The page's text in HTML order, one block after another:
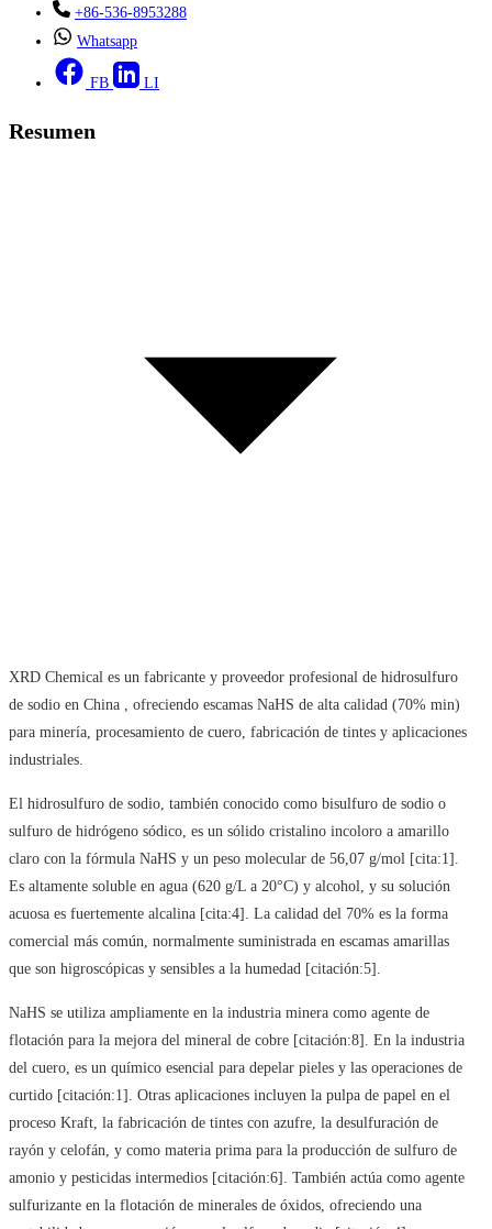
+86-536-8953288
Whatsapp
FB LI
Resumen
XRD Chemical es un fabricante y proveedor profesional de hidrosulfuro
de sodio en China , ofreciendo escamas NaHS de alta calidad (70% min)
para minería, procesamiento de cuero, fabricación de tintes y aplicaciones
industriales.
El hidrosulfuro de sodio, también conocido como bisulfuro de sodio o
sulfuro de hidrógeno sódico, es un sólido cristalino incoloro a amarillo
claro con la fórmula NaHS y un peso molecular de 56,07 g/mol [cita:1].
Es altamente soluble en agua (620 g/L a 20°C) y alcohol, y su solución
acuosa es fuertemente alcalina [cita:4]. La calidad del 70% es la forma
comercial más común, normalmente suministrada en escamas amarillas
que son higroscópicas y sensibles a la humedad [citación:5].
NaHS se utiliza ampliamente en la industria minera como agente de
flotación para la mejora del mineral de cobre [citación:8]. En la industria
del cuero, es un químico esencial para depelar pieles y las operaciones de
curtido [citación:1]. Otras aplicaciones incluyen la pulpa de papel en el
proceso Kraft, la fabricación de tintes con azufre, la desulfuración de
rayón y celofán, y como materia prima para la producción de sulfuro de
amonio y pesticidas intermedios [citación:6]. También actúa como agente
sulfurizante en la flotación de minerales de óxidos, ofreciendo una